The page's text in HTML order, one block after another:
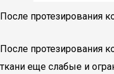
После протезирования
После протезирования
ткани еще слабые и